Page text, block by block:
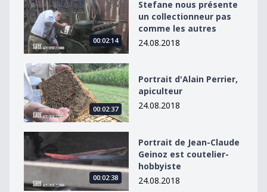
00:02:14
Stefane nous présente
un collectionneur pas
comme les autres
24.08.2018
Portrait d&#039;Alain Perrier, apiculteur
00:02:37
Portrait d'Alain Perrier,
apiculteur
24.08.2018
Portrait de Jean-Claude Geinoz est coutelier-hobbyiste
00:02:38
Portrait de Jean-Claude
Geinoz est coutelier-
hobbyiste
24.08.2018